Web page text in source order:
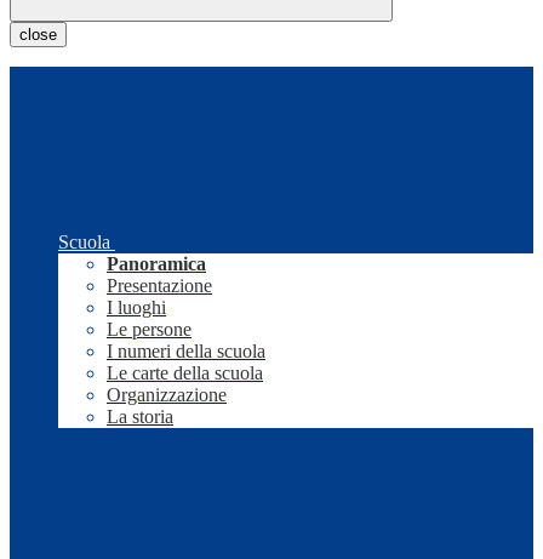
close
Scuola
Panoramica
Presentazione
I luoghi
Le persone
I numeri della scuola
Le carte della scuola
Organizzazione
La storia